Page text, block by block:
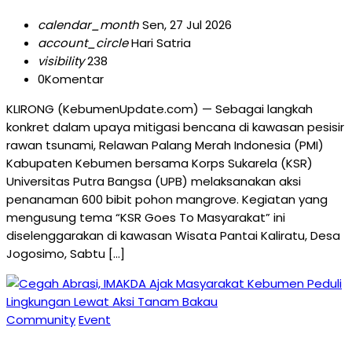
calendar_monthSen, 27 Jul 2026
account_circleHari Satria
visibility238
0Komentar
KLIRONG (KebumenUpdate.com) — Sebagai langkah
konkret dalam upaya mitigasi bencana di kawasan pesisir
rawan tsunami, Relawan Palang Merah Indonesia (PMI)
Kabupaten Kebumen bersama Korps Sukarela (KSR)
Universitas Putra Bangsa (UPB) melaksanakan aksi
penanaman 600 bibit pohon mangrove. Kegiatan yang
mengusung tema “KSR Goes To Masyarakat” ini
diselenggarakan di kawasan Wisata Pantai Kaliratu, Desa
Jogosimo, Sabtu […]
CommunityEvent